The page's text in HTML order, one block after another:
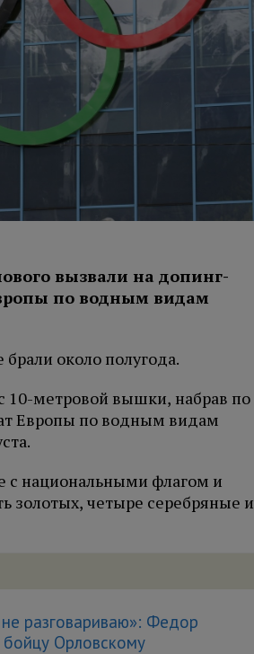
вызвали на допинг-
по водным видам
около полугода.
10-метровой вышки, набрав по
Европы по водным видам
с национальными флагом и
золотых, четыре серебряные и
разговариваю»: Федор
Орловскому